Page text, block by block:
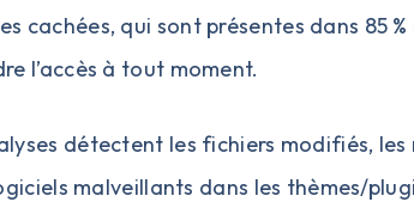
cachées, qui sont présentes dans 85
l’accès à tout moment.
détectent les fichiers modifiés,
malveillants dans les thèmes/